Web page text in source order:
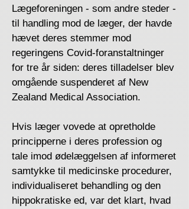
Lægeforeningen - som andre steder -
til handling mod de læger, der havde
hævet deres stemmer mod
regeringens Covid-foranstaltninger
for tre år siden: deres tilladelser blev
omgående suspenderet af New
Zealand Medical Association.
Hvis læger vovede at opretholde
principperne i deres profession og
tale imod ødelæggelsen af ​​informeret
samtykke til medicinske procedurer,
individualiseret behandling og den
hippokratiske ed, var det klart, hvad